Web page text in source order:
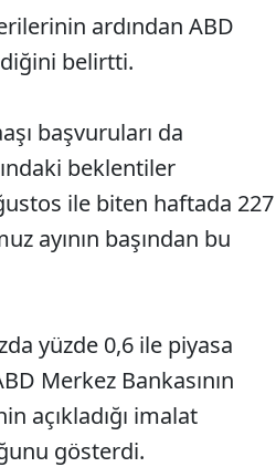
ardından ABD
belirtti.
başvuruları da
beklentiler
ile biten haftada 227
ayının başından bu
yüzde 0,6 ile piyasa
Merkez Bankasının
açıkladığı imalat
gösterdi.